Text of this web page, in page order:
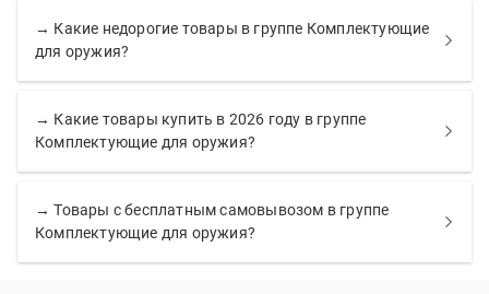
→ Какие недорогие товары в группе Комплектующие
для оружия?
→ Какие товары купить в 2026 году в группе
Комплектующие для оружия?
→ Товары с бесплатным самовывозом в группе
Комплектующие для оружия?